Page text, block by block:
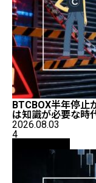
BTCBOX半年停
は知識が必要な
2026.08.03
4